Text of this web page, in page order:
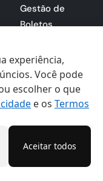
Gestão de
Boletos
experiência,
Você pode
escolher o que
e os Termos
Aceitar todos